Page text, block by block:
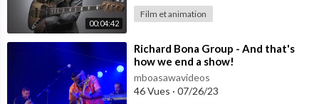
00:04:42
Film et animation
⁣Richard Bona Group - And that's
how we end a show!
mboasawavideos
46 Vues · 07/26/23